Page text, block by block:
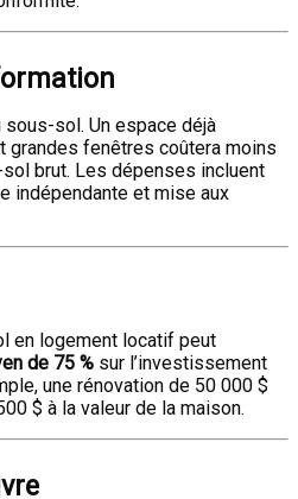
sous-sol. Un espace déjà
grandes fenêtres coûtera moins
sol brut. Les dépenses incluent
indépendante et mise aux
en logement locatif peut
de 75 % sur l’investissement
une rénovation de 50 000 $
$ à la valeur de la maison.